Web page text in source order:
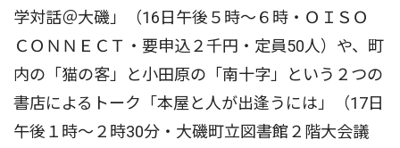
学対話＠大磯」（16日午後５時〜６時・ＯＩＳＯ
ＣＯＮＮＥＣＴ・要申込２千円・定員50人）や、町
内の「猫の客」と小田原の「南十字」という２つの
書店によるトーク「本屋と人が出逢うには」（17日
午後１時〜２時30分・大磯町立図書館２階大会議